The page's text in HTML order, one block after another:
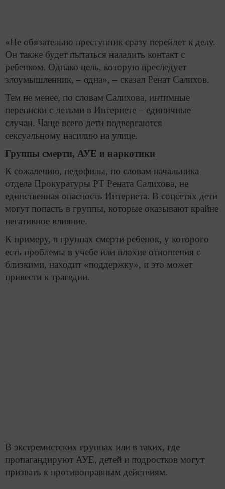
«Не обязательно преступник сразу перейдет к делу.
Он также будет пытаться наладить контакт с
ребенком. Однако цель, которую преследует
злоумышленник, – одна», – сказал Ренат Салихов.
Тем не менее, по словам Салихова, интимные
переписки с детьми в Интернете – единичные
случаи. Чаще всего дети подвергаются
сексуальному насилию на улице.
Группы смерти, АУЕ и наркотики
К сожалению, педофилы, по словам начальника
отдела Прокуратуры РТ Рената Салихова, не
единственная опасность Интернета. В соцсетях дети
могут попасть в группы, которые оказывают крайне
негативное влияние.
К примеру, в группах смерти ребенок, у которого
есть проблемы в учебе или плохие отношения с
близкими, находит «поддержку», и это может
привести к трагедии.
В экстремистских группах или в таких, где
пропагандируют АУЕ, детей и подростков могут
призвать к противоправным действиям.